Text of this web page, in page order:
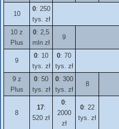
10
0: 250
tys. zł
10 z
Plus
0: 2,5
mln zł
9
9
0: 10
tys. zł
0: 70
tys. zł
9 z
Plus
0: 50
tys. zł
0: 300
tys. zł
8
8
17:
520 zł
0:
2000
zł
0: 22
tys. zł